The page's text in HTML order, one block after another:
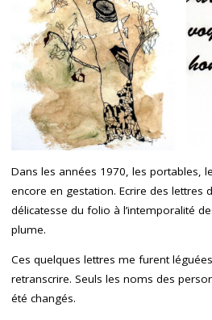
Dans les années 1970, les portables,
encore en gestation. Ecrire des lettres
délicatesse du folio à l’intemporalité
plume.
Ces quelques lettres me furent
retranscrire. Seuls les noms des
été changés.